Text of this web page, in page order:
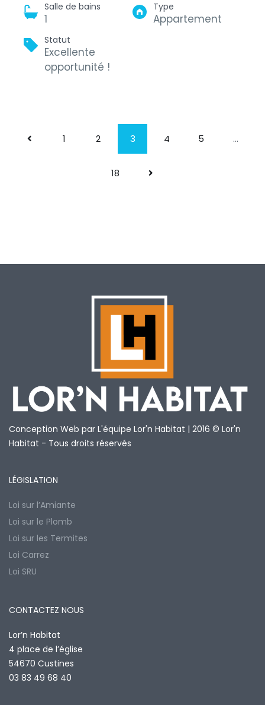
Salle de bains
1
Type
Appartement
Statut
Excellente
opportunité !
1 2 3 4 5 …
18
Conception Web par L'équipe Lor'n Habitat | 2016 © Lor'n
Habitat - Tous droits réservés
LÉGISLATION
Loi sur l’Amiante
Loi sur le Plomb
Loi sur les Termites
Loi Carrez
Loi SRU
CONTACTEZ NOUS
Lor’n Habitat
4 place de l’église
54670 Custines
03 83 49 68 40